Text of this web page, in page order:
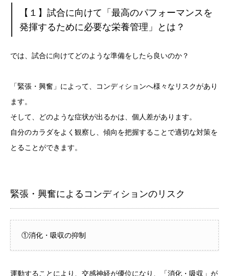
【１】試合に向けて「最高のパフォーマンスを
発揮するために必要な栄養管理」とは？
では、試合に向けてどのような準備をしたら良いのか？
「緊張・興奮」によって、コンディションへ様々なリスクがあり
ます。
そして、どのような症状が出るかは、個人差があります。
自分のカラダをよく観察し、傾向を把握することで適切な対策を
とることができます。
緊張・興奮によるコンディションのリスク
①消化・吸収の抑制
運動することにより、交感神経が優位になり、「消化・吸収」が